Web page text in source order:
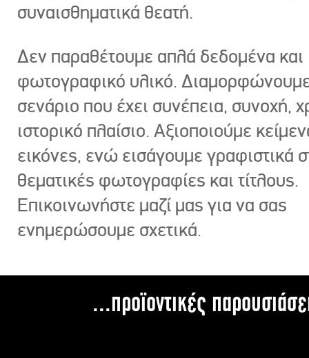
συναισθηματικά θεατή.
Δεν παραθέτουμε απλά δεδομένα και
φωτογραφικό υλικό.
σενάριο που έχει συνέπεια, συνοχή,
ιστορικό πλαίσιο. Αξιοποιούμε
εικόνες, ενώ εισάγουμε γραφιστικά
θεματικές φωτογραφίες και τίτλους.
Επικοινωνήστε μαζί μας για να σας
ενημερώσουμε σχετικά.
...προϊοντικές